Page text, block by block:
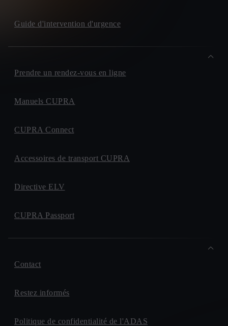
Guide d'intervention d'urgence
Prendre un rendez-vous en ligne
Manuels CUPRA
CUPRA Connect
Accessoires de transport CUPRA
Directive ELV
CUPRA Passport
Contact
Restez informés
Politique de confidentialité de l'ADAS